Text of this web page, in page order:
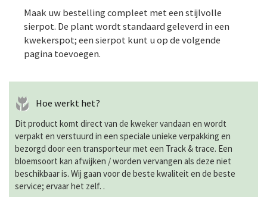
Maak uw bestelling compleet met een stijlvolle
sierpot. De plant wordt standaard geleverd in een
kwekerspot; een sierpot kunt u op de volgende
pagina toevoegen.
Hoe werkt het?
Dit product komt direct van de kweker vandaan en wordt
verpakt en verstuurd in een speciale unieke verpakking en
bezorgd door een transporteur met een Track & trace. Een
bloemsoort kan afwijken / worden vervangen als deze niet
beschikbaar is. Wij gaan voor de beste kwaliteit en de beste
service; ervaar het zelf. .